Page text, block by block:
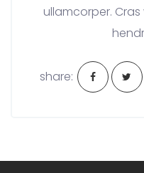
ullamcorper.
share: